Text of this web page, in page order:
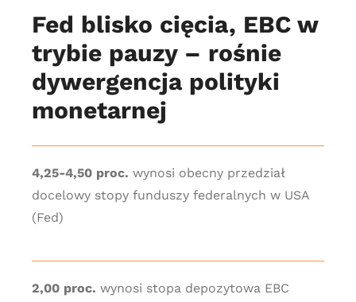
Fed blisko cięcia, EBC w
trybie pauzy – rośnie
dywergencja polityki
monetarnej
4,25-4,50 proc. wynosi obecny przedział
docelowy stopy funduszy federalnych w USA
(Fed)
2,00 proc. wynosi stopa depozytowa EBC